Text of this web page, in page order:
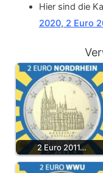
Hier sind die
2020, 2 Euro
2 Euro 2011…